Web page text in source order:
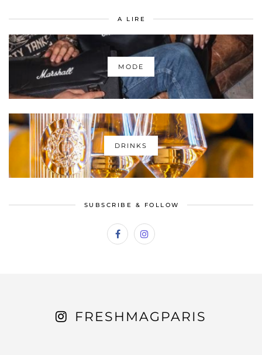
A LIRE
MODE
DRINKS
SUBSCRIBE & FOLLOW
FRESHMAGPARIS